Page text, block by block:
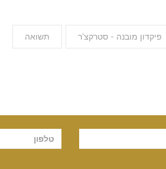
פיקדון מובנה - סטרקצ'ר תשואה